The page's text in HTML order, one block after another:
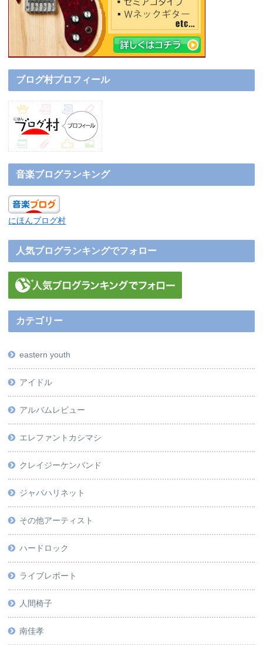
ブログ村プロフィール
音楽ブログランキング
にほんブログ村
人気ブログランキングでフォロー
カテゴリー
eastern youth
アイドル
アルバムレビュー
エレファントカシマシ
クレイジーケンバンド
ジャパハリネット
その他アーティスト
ハードロック
ライブレポート
人間椅子
南佳孝